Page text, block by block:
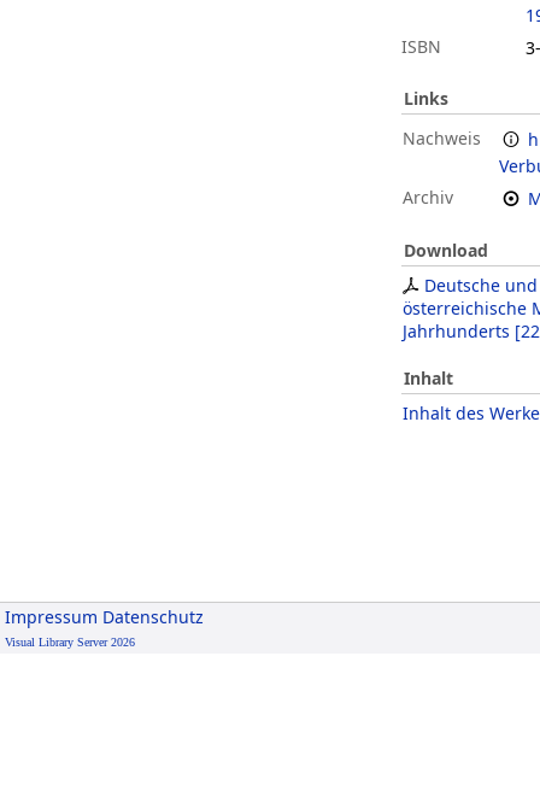
ISBN
Links
Nachweis
Archiv
Download
Deutsche und
österreichische
Jahrhunderts [
Inhalt
Inhalt des
Impressum Datenschutz
Visual Library Server 2026